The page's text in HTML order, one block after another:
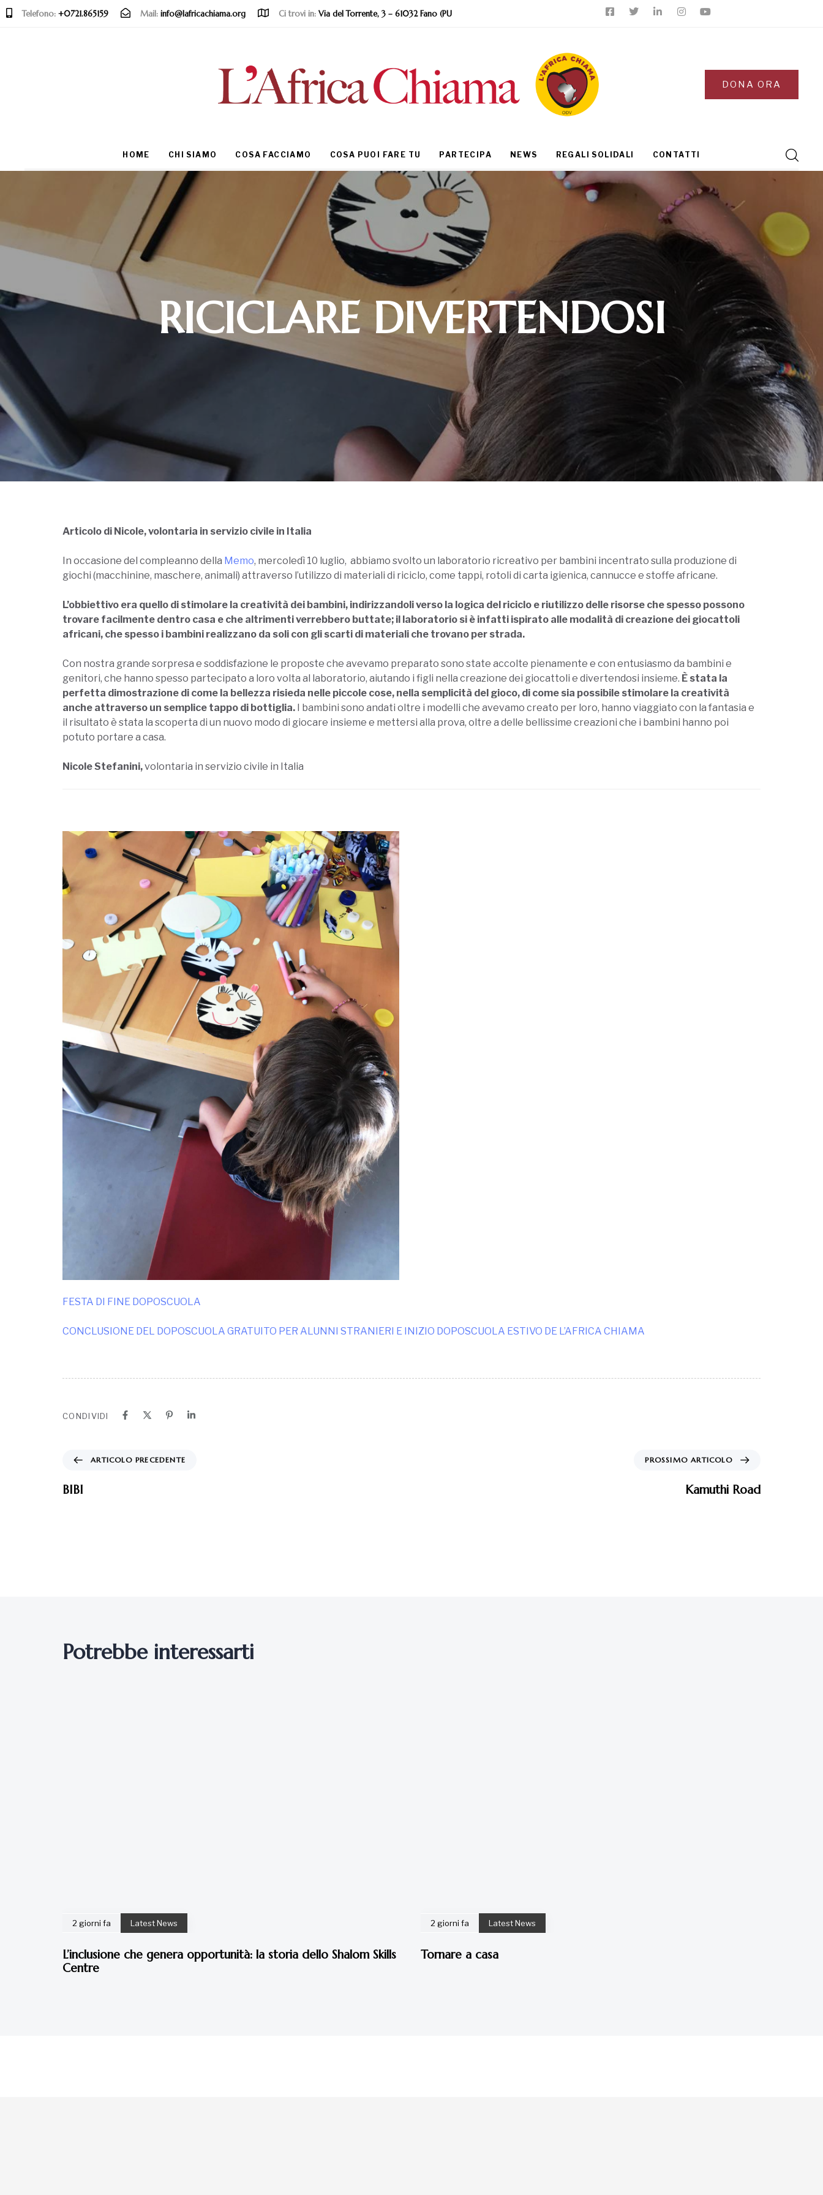
Telefono: +0721.865159 Mail: info@lafricachiama.org Ci trovi in: Via del Torrente, 3 – 61032 Fano (PU
DONA ORA
HOME CHI SIAMO COSA FACCIAMO COSA PUOI FARE TU PARTECIPA NEWS REGALI SOLIDALI CONTATTI
RICICLARE DIVERTENDOSI
Articolo di Nicole, volontaria in servizio civile in Italia
In occasione del compleanno della Memo, mercoledì 10 luglio, abbiamo svolto un laboratorio ricreativo per bambini incentrato sulla produzione di
giochi (macchinine, maschere, animali) attraverso l’utilizzo di materiali di riciclo, come tappi, rotoli di carta igienica, cannucce e stoffe africane.
L’obbiettivo era quello di stimolare la creatività dei bambini, indirizzandoli verso la logica del riciclo e riutilizzo delle risorse che spesso possono
trovare facilmente dentro casa e che altrimenti verrebbero buttate; il laboratorio si è infatti ispirato alle modalità di creazione dei giocattoli
africani, che spesso i bambini realizzano da soli con gli scarti di materiali che trovano per strada.
Con nostra grande sorpresa e soddisfazione le proposte che avevamo preparato sono state accolte pienamente e con entusiasmo da bambini e
genitori, che hanno spesso partecipato a loro volta al laboratorio, aiutando i figli nella creazione dei giocattoli e divertendosi insieme. È stata la
perfetta dimostrazione di come la bellezza risieda nelle piccole cose, nella semplicità del gioco, di come sia possibile stimolare la creatività
anche attraverso un semplice tappo di bottiglia. I bambini sono andati oltre i modelli che avevamo creato per loro, hanno viaggiato con la fantasia e
il risultato è stata la scoperta di un nuovo modo di giocare insieme e mettersi alla prova, oltre a delle bellissime creazioni che i bambini hanno poi
potuto portare a casa.
Nicole Stefanini,volontaria in servizio civile in Italia
FESTA DI FINE DOPOSCUOLA
CONCLUSIONE DEL DOPOSCUOLA GRATUITO PER ALUNNI STRANIERI E INIZIO DOPOSCUOLA ESTIVO DE L’AFRICA CHIAMA
CONDIVIDI
ARTICOLO PRECEDENTE
BIBI
PROSSIMO ARTICOLO
Kamuthi Road
Potrebbe interessarti
2 giorni fa Latest News
L’inclusione che genera opportunità: la storia dello Shalom Skills
Centre
2 giorni fa Latest News
Tornare a casa